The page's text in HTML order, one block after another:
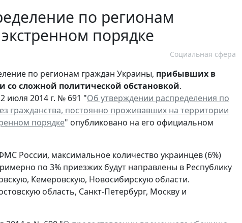
по регионам
порядке
Социальная сфера
по регионам граждан Украины, прибывших в
со сложной политической обстановкой.
июля 2014 г. № 691 "Об утверждении распределения по
гражданства, постоянно проживавших на территории
порядке" опубликовано на его официальном
России, максимальное количество украинцев (6%)
по 3% приезжих будут направлены в Республику
Кемеровскую, Новосибирскую области.
область, Санкт-Петербург, Москву и